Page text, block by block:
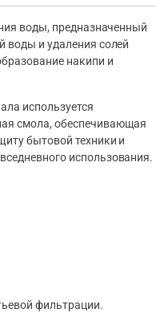
воды, предназначенный
воды и удаления солей
накипи и
используется
смола, обеспечивающая
бытовой техники и
использования.
фильтрации.